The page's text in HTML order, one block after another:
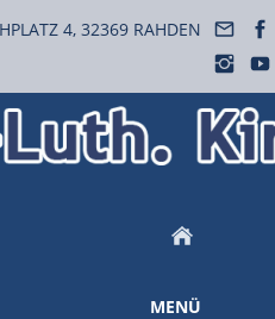
4, 32369 RAHDEN
MENÜ